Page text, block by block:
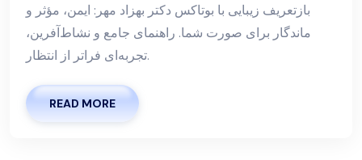
بازتعریف زیبایی با بوتاکس دکتر بهزاد مهر: ایمن، مؤثر و
ماندگار برای صورت شما. راهنمای جامع و نشاط‌آفرین،
تجربه‌ای فراتر از انتظار.
READ MORE